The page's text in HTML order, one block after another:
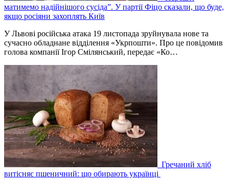
матимемо надійнішого сусіда”. У партії Фіцо сказали, що буде,
якщо росіяни захоплять Київ
У Львові російська атака 19 листопада зруйнувала нове та
сучасно обладнане відділення «Укрпошти». Про це повідомив
голова компанії Ігор Смілянський, передає «Ко…
Гречаний хліб
витісняє пшеничний: що обирають українці